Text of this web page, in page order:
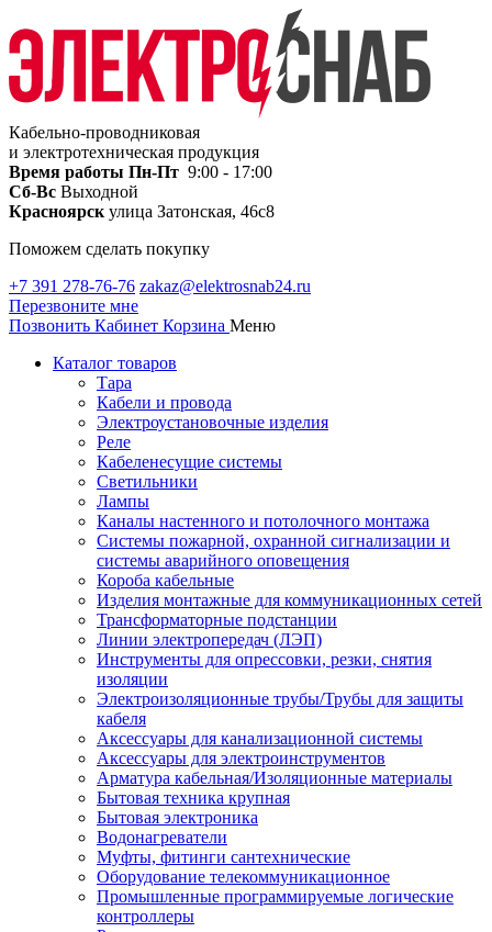
Кабельно-проводниковая
и электротехническая продукция
Время работы Пн-Пт 9:00 - 17:00
Сб-Вс Выходной
Красноярск улица Затонская, 46с8
Поможем сделать покупку
+7 391 278-76-76 zakaz@elektrosnab24.ru
Перезвоните мне
Позвонить Кабинет Корзина Меню
Каталог товаров
Тара
Кабели и провода
Электроустановочные изделия
Реле
Кабеленесущие системы
Светильники
Лампы
Каналы настенного и потолочного монтажа
Системы пожарной, охранной сигнализации и
системы аварийного оповещения
Короба кабельные
Изделия монтажные для коммуникационных сетей
Трансформаторные подстанции
Линии электропередач (ЛЭП)
Инструменты для опрессовки, резки, снятия
изоляции
Электроизоляционные трубы/Трубы для защиты
кабеля
Аксессуары для канализационной системы
Аксессуары для электроинструментов
Арматура кабельная/Изоляционные материалы
Бытовая техника крупная
Бытовая электроника
Водонагреватели
Муфты, фитинги сантехнические
Оборудование телекоммуникационное
Промышленные программируемые логические
контроллеры